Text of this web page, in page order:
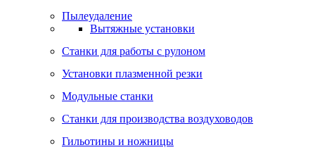
Пылеудаление
Вытяжные установки
Станки для работы с рулоном
Установки плазменной резки
Модульные станки
Станки для производства воздуховодов
Гильотины и ножницы